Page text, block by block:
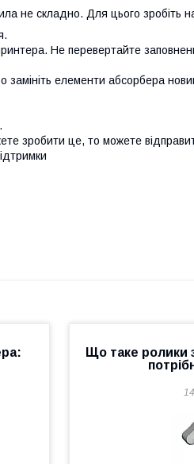
не складно. Для цього зробіть
Не перевертайте
замініть елементи абсорбера
зробити це, то можете
Що таке ролики